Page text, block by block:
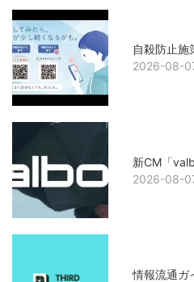
自殺防止施
2026-08-
新CM「
2026-08-
情報流通ガ